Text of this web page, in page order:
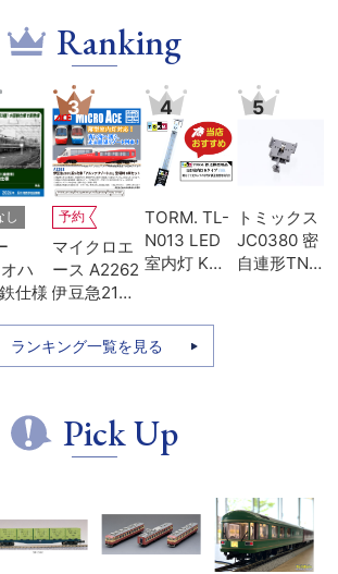
Ranking
し
ハ
仕様
3
予約
マイクロエ
ース A2262
伊豆急2100
ルファ・リ
ゾート21 登
4
TORM. TL-
N013 LED
室内灯 Kタ
型
5
トミックス
JC0380 密
自連形TNカ
ランキング一覧を見る
Pick Up